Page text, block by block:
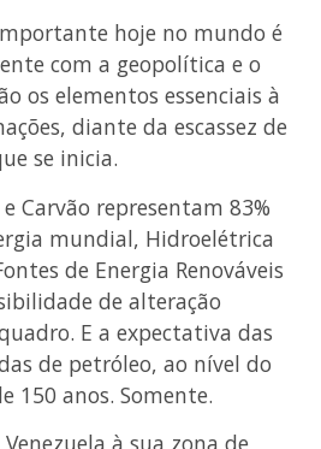
hoje no mundo é
com a geopolítica e o
os elementos essenciais à
diante da escassez de
se inicia.
Carvão representam 83%
mundial, Hidroelétrica
de Energia Renováveis
de alteração
E a expectativa das
de petróleo, ao nível do
150 anos. Somente.
à sua zona de